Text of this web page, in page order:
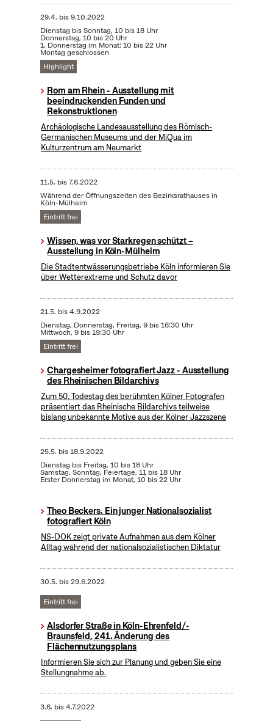
29.4. bis9.10.2022
Dienstag bis Sonntag, 10 bis 18 Uhr
Donnerstag, 10 bis 20 Uhr
1. Donnerstag im Monat: 10 bis 22 Uhr
Montag geschlossen
Highlight
Rom am Rhein - Ausstellung mit
beeindruckenden Funden und
Rekonstruktionen
Archäologische Landesausstellung des Römisch-
Germanischen Museums und der MiQua im
Kulturzentrum am Neumarkt
11.5. bis7.6.2022
Während der Öffnungszeiten des Bezirksrathauses in
Köln-Mülheim
Eintritt frei
Wissen, was vor Starkregen schützt –
Ausstellung in Köln-Mülheim
Die Stadtentwässerungsbetriebe Köln informieren Sie
über Wetterextreme und Schutz davor
21.5. bis4.9.2022
Dienstag, Donnerstag, Freitag, 9 bis 16:30 Uhr
Mittwoch, 9 bis 19:30 Uhr
Eintritt frei
Chargesheimer fotografiert Jazz - Ausstellung
des Rheinischen Bildarchivs
Zum 50. Todestag des berühmten Kölner Fotografen
präsentiert das Rheinische Bildarchivs teilweise
bislang unbekannte Motive aus der Kölner Jazzszene
25.5. bis18.9.2022
Dienstag bis Freitag, 10 bis 18 Uhr
Samstag, Sonntag, Feiertage, 11 bis 18 Uhr
Erster Donnerstag im Monat, 10 bis 22 Uhr
Theo Beckers. Ein junger Nationalsozialist
fotografiert Köln
NS-DOK zeigt private Aufnahmen aus dem Kölner
Alltag während der nationalsozialistischen Diktatur
30.5. bis29.6.2022
Eintritt frei
Alsdorfer Straße in Köln-Ehrenfeld/-
Braunsfeld, 241. Änderung des
Flächennutzungsplans
Informieren Sie sich zur Planung und geben Sie eine
Stellungnahme ab.
3.6. bis4.7.2022